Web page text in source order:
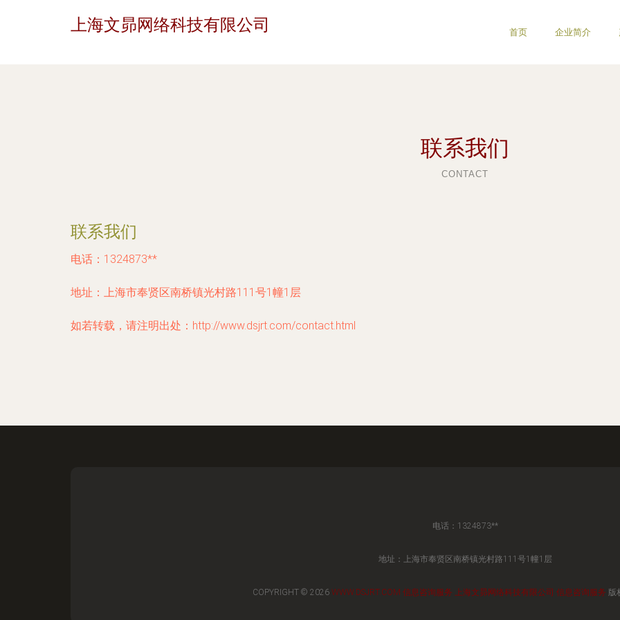
上海文昴网络科技有限公司 首页 企业简介
联系我们
CONTACT
联系我们
电话：1324873**
地址：上海市奉贤区南桥镇光村路111号1幢1层
如若转载，请注明出处：http://www.dsjrt.com/contact.html
电话：1324873**
地址：上海市奉贤区南桥镇光村路111号1幢1层
COPYRIGHT © 2026 WWW.DSJRT.COM 信息咨询服务 上海文昴网络科技有限公司 信息咨询服务 版